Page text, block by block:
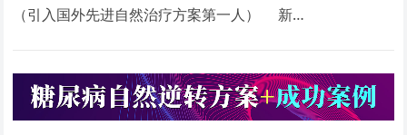
（引入国外先进自然治疗方案第一人） 新…